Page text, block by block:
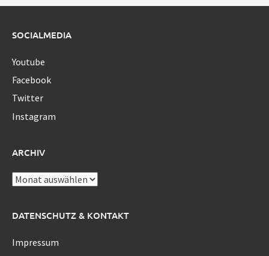
SOCIALMEDIA
Youtube
Facebook
Twitter
Instagram
ARCHIV
Archiv
DATENSCHUTZ & KONTAKT
Impressum